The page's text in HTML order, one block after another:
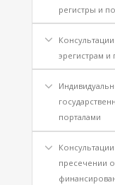
регистры и
эрегистрам и
порталами
пресечении